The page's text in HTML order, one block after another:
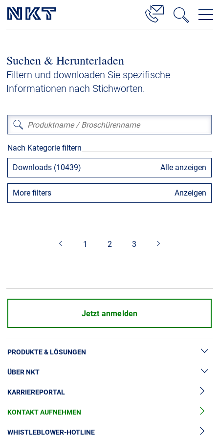
Hochspannung
Kabelservice
Niederspannung
Kabelgarnituren
Referenzen
Downloads
Presse & Events
Produktion
Einkauf
Suchen & Herunterladen
Filtern und downloaden Sie spezifische
Informationen nach Stichworten.
Nach Kategorie filtern
Downloads (10439) Alle anzeigen
More filters Anzeigen
1 2 3
Jetzt anmelden
PRODUKTE & LÖSUNGEN
Hochspannung
Kabelgarnituren
Mittelspannungskabel
Niederspannungskabel
ÜBER NKT
News & Presse
Unsere Geschichte
Investoren
KARRIEREPORTAL
KONTAKT AUFNEHMEN
WHISTLEBLOWER-HOTLINE